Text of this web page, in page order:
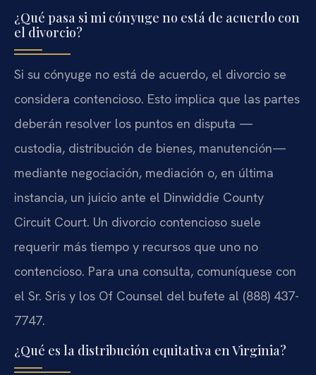
¿Qué pasa si mi cónyuge no está de acuerdo con
el divorcio?
Si su cónyuge no está de acuerdo, el divorcio se
considera contencioso. Esto implica que las partes
deberán resolver los puntos en disputa —
custodia, distribución de bienes, manutención—
mediante negociación, mediación o, en última
instancia, un juicio ante el Dinwiddie County
Circuit Court. Un divorcio contencioso suele
requerir más tiempo y recursos que uno no
contencioso. Para una consulta, comuníquese con
el Sr. Sris y los Of Counsel del bufete al (888) 437-
7747.
¿Qué es la distribución equitativa en Virginia?